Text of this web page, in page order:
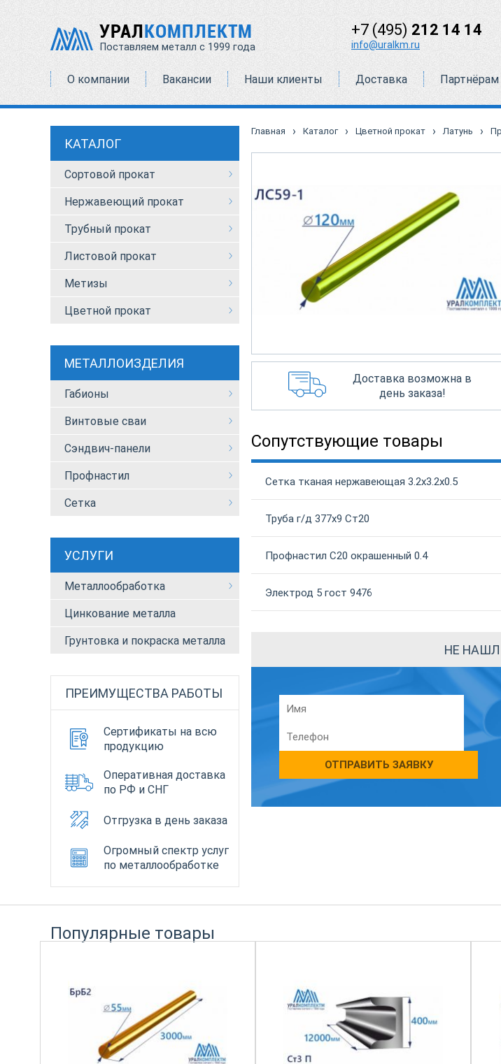
УРАЛКОМПЛЕКТМ
Поставляем металл с 1999 года
+7 (495) 212 14 14
info@uralkm.ru
О компании Вакансии Наши клиенты Доставка Партнёрам
КАТАЛОГ
Сортовой прокат
Нержавеющий прокат
Трубный прокат
Листовой прокат
Метизы
Цветной прокат
МЕТАЛЛОИЗДЕЛИЯ
Габионы
Винтовые сваи
Сэндвич-панели
Профнастил
Сетка
УСЛУГИ
Металлообработка
Цинкование металла
Грунтовка и покраска металла
ПРЕИМУЩЕСТВА РАБОТЫ
Сертификаты на всю
продукцию
Оперативная доставка
по РФ и СНГ
Отгрузка в день заказа
Огромный спектр услуг
по металлообработке
Главная › Каталог › Цветной прокат › Латунь ›
Доставка возможна в
день заказа!
Сопутствующие товары
Сетка тканая нержавеющая 3.2х3.2х0.5
Труба г/д 377х9 Ст20
Профнастил С20 окрашенный 0.4
Электрод 5 гост 9476
НЕ
ОТПРАВИТЬ ЗАЯВКУ
Популярные товары